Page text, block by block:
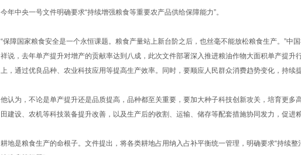
今年中央一号文件明确要求“持续增强粮食等重要农产品供给保障能力”。
“保障国家粮食安全是一个永恒课题。粮食产量站上新台阶之后，也丝毫不能放松粮食生产。”中
祥说，去年单产提升对增产的贡献率达到八成，此次文件部署深入推进粮油作物大面积单产提升
上，通过优良品种、农业科技应用等提高生产效率。同时，要顺应人民群众消费趋势变化，持续
他认为，不论是单产提升还是品质提高，品种都至关重要，要加大种子科技创新攻关，培育更多
田建设、农机等科技装备提升改善，以及生产后的收割、运输、储存等配套措施协同发力，促进
耕地是粮食生产的命根子。文件提出，将各类耕地占用纳入占补平衡统一管理，明确要求“持续整